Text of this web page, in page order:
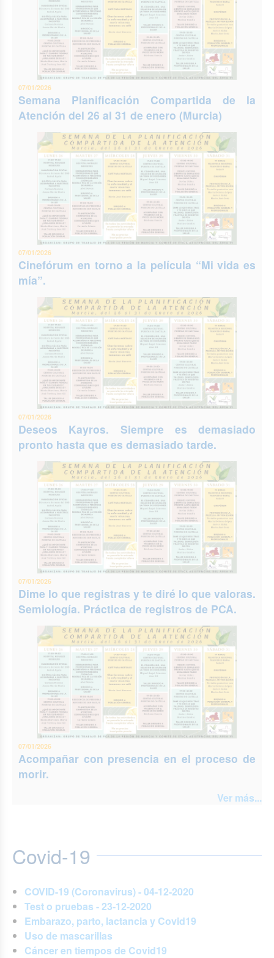
07/01/2026
Semana Planificación Compartida de la
Atención del 26 al 31 de enero (Murcia)
07/01/2026
Cinefórum en torno a la película “Mi vida es
mía”.
07/01/2026
Deseos Kayros. Siempre es demasiado
pronto hasta que es demasiado tarde.
07/01/2026
Dime lo que registras y te diré lo que valoras.
Semiología. Práctica de registros de PCA.
07/01/2026
Acompañar con presencia en el proceso de
morir.
Ver más...
Covid-19
COVID-19 (Coronavirus) - 04-12-2020
Test o pruebas - 23-12-2020
Embarazo, parto, lactancia y Covid19
Uso de mascarillas
Cáncer en tiempos de Covid19